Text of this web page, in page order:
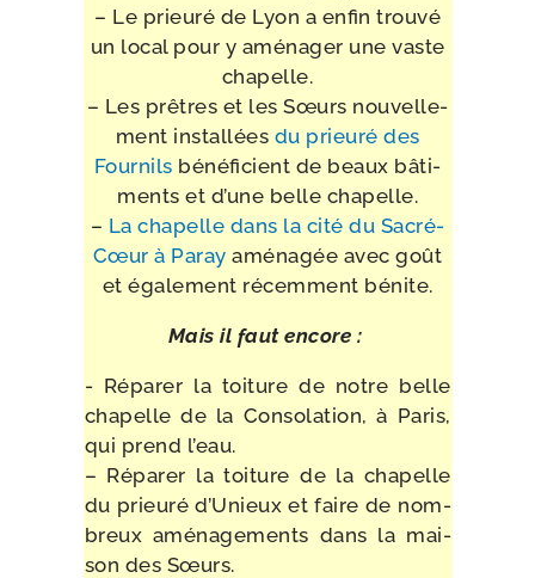
– Le prieu­ré de Lyon a enfin trou­vé
un local pour y amé­na­ger une vaste
chapelle.
– Les prêtres et les Sœurs nou­vel­le­
ment ins­tal­lées du prieu­ré des
Fournils béné­fi­cient de beaux bâti­
ments et d’une belle chapelle.
– La cha­pelle dans la cité du Sacré-​
Cœur à Paray amé­na­gée avec goût
et éga­le­ment récem­ment bénite.
Mais il faut encore :
- Réparer la toi­ture de notre belle
cha­pelle de la Consolation, à Paris,
qui prend l’eau.
– Réparer la toi­ture de la cha­pelle
du prieu­ré d’Unieux et faire de nom­
breux amé­na­ge­ments dans la mai­
son des Sœurs.